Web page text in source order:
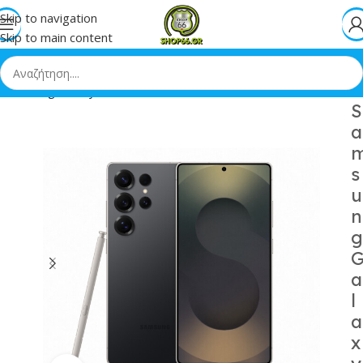
Skip to navigation
Skip to main content
Samsung Galaxy S25 Ultra 5G Dual SIM 12/1TB Titanium Black
S
a
s
u
n
g
a
l
a
x